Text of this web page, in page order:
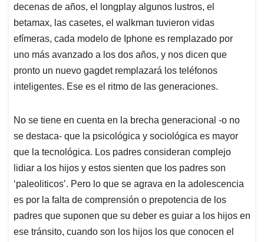
decenas de años, el longplay algunos lustros, el
betamax, las casetes, el walkman tuvieron vidas
efímeras, cada modelo de Iphone es remplazado por
uno más avanzado a los dos años, y nos dicen que
pronto un nuevo gagdet remplazará los teléfonos
inteligentes. Ese es el ritmo de las generaciones.
No se tiene en cuenta en la brecha generacional -o no
se destaca- que la psicológica y sociológica es mayor
que la tecnológica. Los padres consideran complejo
lidiar a los hijos y estos sienten que los padres son
‘paleoliticos’. Pero lo que se agrava en la adolescencia
es por la falta de comprensión o prepotencia de los
padres que suponen que su deber es guiar a los hijos en
ese tránsito, cuando son los hijos los que conocen el